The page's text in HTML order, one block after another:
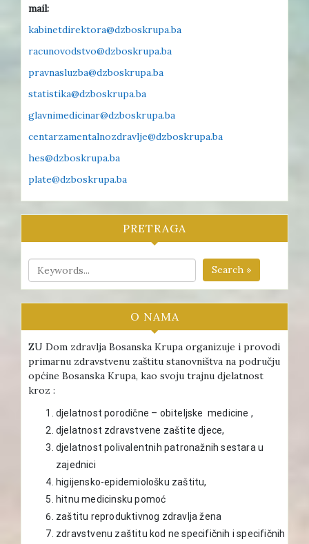
mail:
kabinetdirektora@dzboskrupa.ba
racunovodstvo@dzboskrupa.ba
pravnasluzba@dzboskrupa.ba
statistika@dzboskrupa.ba
glavnimedicinar@dzboskrupa.ba
centarzamentalnozdravlje@dzboskrupa.ba
hes@dzboskrupa.ba
plate@dzboskrupa.ba
PRETRAGA
Search »
O NAMA
ZU Dom zdravlja Bosanska Krupa organizuje i provodi
primarnu zdravstvenu zaštitu stanovništva na području
općine Bosanska Krupa, kao svoju trajnu djelatnost
kroz :
djelatnost porodične – obiteljske medicine ,
djelatnost zdravstvene zaštite djece,
djelatnost polivalentnih patronažnih sestara u
zajednici
higijensko-epidemiološku zaštitu,
hitnu medicinsku pomoć
zaštitu reproduktivnog zdravlja žena
zdravstvenu zaštitu kod ne specifičnih i specifičnih